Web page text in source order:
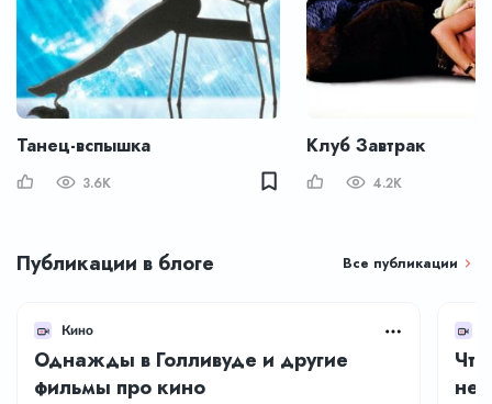
Танец-вспышка
3.6K
Клуб Завтрак
4.2K
Публикации в блоге Все публикации
Кино
Однажды в Голливуде и другие
фильмы про кино